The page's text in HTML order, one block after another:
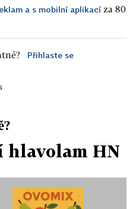
a s mobilní aplikací za 80
Přihlaste se
hlavolam HN